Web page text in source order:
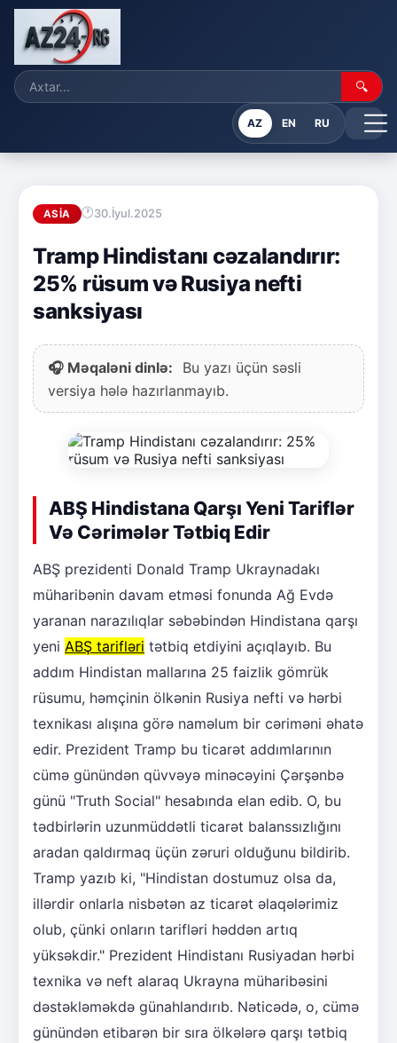
🔍
AZ EN RU
ASIA 30.İyul.2025
Tramp Hindistanı cəzalandırır:
25% rüsum və Rusiya nefti
sanksiyası
🎧 Məqaləni dinlə:
Bu yazı üçün səsli
versiya hələ hazırlanmayıb.
ABŞ Hindistana Qarşı Yeni Tariflər
Və Cərimələr Tətbiq Edir
ABŞ prezidenti Donald Tramp Ukraynadakı
müharibənin davam etməsi fonunda Ağ Evdə
yaranan narazılıqlar səbəbindən Hindistana qarşı
yeni ABŞ tarifləri tətbiq etdiyini açıqlayıb. Bu
addım Hindistan mallarına 25 faizlik gömrük
rüsumu, həmçinin ölkənin Rusiya nefti və hərbi
texnikası alışına görə naməlum bir cəriməni əhatə
edir. Prezident Tramp bu ticarət addımlarının
cümə günündən qüvvəyə minəcəyini Çərşənbə
günü "Truth Social" hesabında elan edib. O, bu
tədbirlərin uzunmüddətli ticarət balanssızlığını
aradan qaldırmaq üçün zəruri olduğunu bildirib.
Tramp yazıb ki, "Hindistan dostumuz olsa da,
illərdir onlarla nisbətən az ticarət əlaqələrimiz
olub, çünki onların tarifləri həddən artıq
yüksəkdir." Prezident Hindistanı Rusiyadan hərbi
texnika və neft alaraq Ukrayna müharibəsini
dəstəkləməkdə günahlandırıb. Nəticədə, o, cümə
günündən etibarən bir sıra ölkələrə qarşı tətbiq